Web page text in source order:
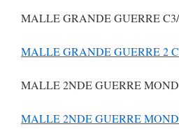
MALLE GRANDE GUERRE
MALLE GRANDE GUERRE 2
MALLE 2NDE GUERRE
MALLE 2NDE GUERRE